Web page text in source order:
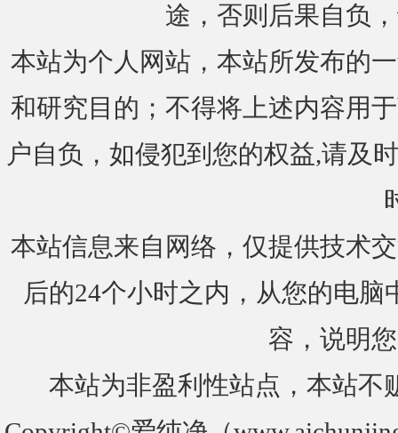
途，否则后果自负
本站为个人网站，本站所发布的
和研究目的；不得将上述内容用
户自负，如侵犯到您的权益,请及
本站信息来自网络，仅提供技术
后的24个小时之内，从您的电
容，说明
本站为非盈利性站点，本站不